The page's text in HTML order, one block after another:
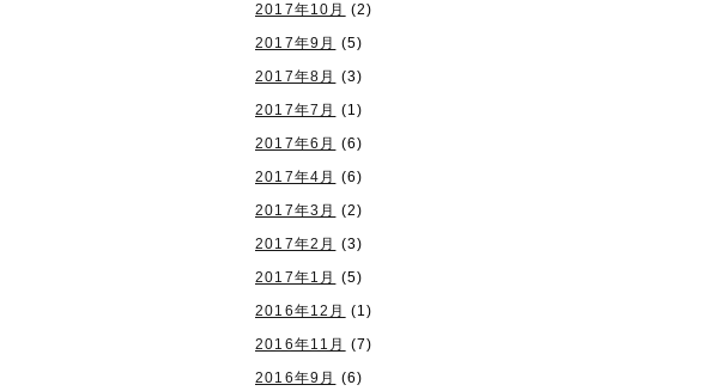
2017年10月
(2)
2017年9月
(5)
2017年8月
(3)
2017年7月
(1)
2017年6月
(6)
2017年4月
(6)
2017年3月
(2)
2017年2月
(3)
2017年1月
(5)
2016年12月
(1)
2016年11月
(7)
2016年9月
(6)